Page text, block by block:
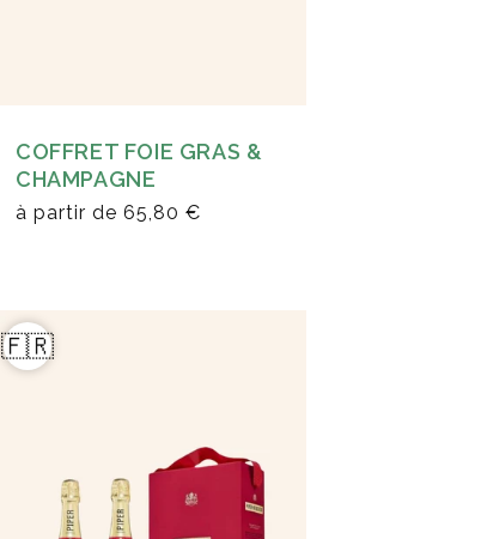
COFFRET FOIE GRAS &
CHAMPAGNE
à partir de 65,80 €
🇫🇷